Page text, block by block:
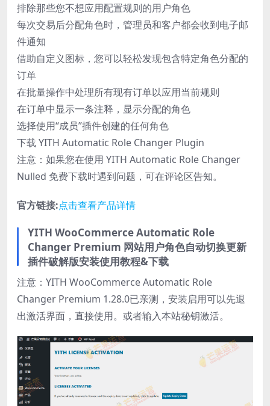
排除那些您不想应用配置规则的用户角色
每次交易后分配角色时，管理员和客户都会收到电子邮
件通知
借助自定义图标，您可以轻松发现包含特定角色分配的
订单
在批量操作中处理所有现有订单以应用当前规则
在订单中显示一条注释，显示分配的角色
选择使用“成员”插件创建的任何角色
下载 YITH Automatic Role Changer Plugin
注意：如果您在使用 YITH Automatic Role Changer
Nulled 免费下载时遇到问题，可在评论区告知。
官方链接:点击查看产品详情
YITH WooCommerce Automatic Role
Changer Premium 网站用户角色自动切换更新
插件破解版安装使用教程&下载
注意：YITH WooCommerce Automatic Role
Changer Premium 1.28.0已亲测，安装启用可以先退
出激活界面，直接使用。或者输入本站秘钥激活。